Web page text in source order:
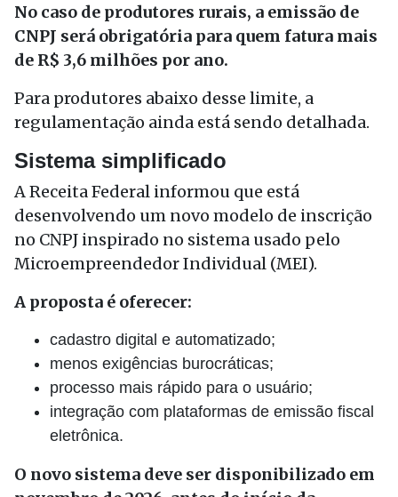
No caso de produtores rurais, a emissão de
CNPJ será obrigatória para quem fatura mais
de R$ 3,6 milhões por ano.
Para produtores abaixo desse limite, a
regulamentação ainda está sendo detalhada.
Sistema simplificado
A Receita Federal informou que está
desenvolvendo um novo modelo de inscrição
no CNPJ inspirado no sistema usado pelo
Microempreendedor Individual (MEI).
A proposta é oferecer:
cadastro digital e automatizado;
menos exigências burocráticas;
processo mais rápido para o usuário;
integração com plataformas de emissão fiscal
eletrônica.
O novo sistema deve ser disponibilizado em